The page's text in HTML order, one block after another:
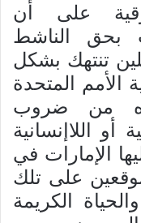
على أن
بحق الناشط
تنتهك بشكل
الأمم المتحدة
من ضروب
أو اللاإنسانية
الإمارات في
الموقعين على تلك
الكريمة